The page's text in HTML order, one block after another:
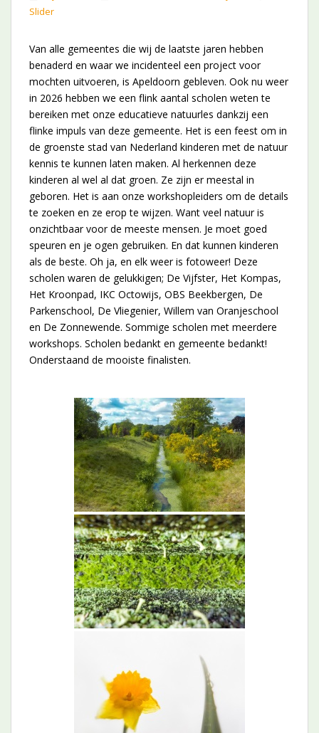
Slider
Van alle gemeentes die wij de laatste jaren hebben
benaderd en waar we incidenteel een project voor
mochten uitvoeren, is Apeldoorn gebleven. Ook nu weer
in 2026 hebben we een flink aantal scholen weten te
bereiken met onze educatieve natuurles dankzij een
flinke impuls van deze gemeente. Het is een feest om in
de groenste stad van Nederland kinderen met de natuur
kennis te kunnen laten maken. Al herkennen deze
kinderen al wel al dat groen. Ze zijn er meestal in
geboren. Het is aan onze workshopleiders om de details
te zoeken en ze erop te wijzen. Want veel natuur is
onzichtbaar voor de meeste mensen. Je moet goed
speuren en je ogen gebruiken. En dat kunnen kinderen
als de beste. Oh ja, en elk weer is fotoweer! Deze
scholen waren de gelukkigen; De Vijfster, Het Kompas,
Het Kroonpad, IKC Octowijs, OBS Beekbergen, De
Parkenschool, De Vliegenier, Willem van Oranjeschool
en De Zonnewende. Sommige scholen met meerdere
workshops. Scholen bedankt en gemeente bedankt!
Onderstaand de mooiste finalisten.